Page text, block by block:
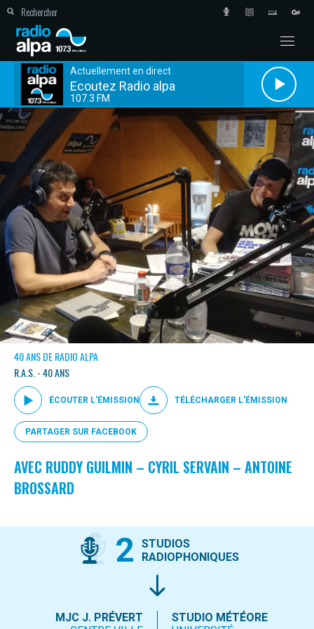
Actuellement en direct
Ecoutez Radio alpa
107.3 FM
40 ANS DE RADIO ALPA
R.A.S. - 40 ANS
ÉCOUTER L'ÉMISSION TÉLÉCHARGER L'ÉMISSION
PARTAGER SUR FACEBOOK
AVEC RUDDY GUILMIN – CYRIL SERVAIN – ANTOINE
BROSSARD
2
STUDIOS
RADIOPHONIQUES
MJC J. PRÉVERT
STUDIO MÉTÉORE